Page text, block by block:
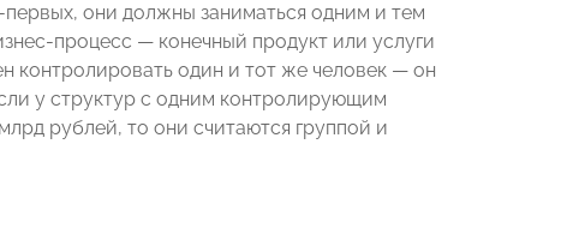
они должны заниматься одним и тем
процесс — конечный продукт или услуги
контролировать один и тот же человек — он
у структур с одним контролирующим
рублей, то они считаются группой и